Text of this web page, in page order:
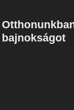
bajnokságot